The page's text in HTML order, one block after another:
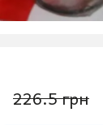
226.5 грн